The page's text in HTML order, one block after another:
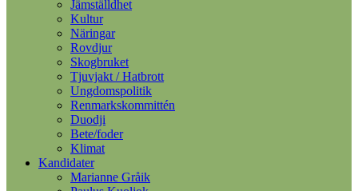
Jämställdhet
Kultur
Näringar
Rovdjur
Skogbruket
Tjuvjakt / Hatbrott
Ungdomspolitik
Renmarkskommittén
Duodji
Bete/foder
Klimat
Kandidater
Marianne Gråik